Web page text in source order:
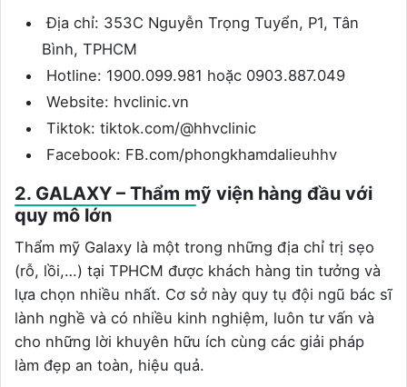
Địa chỉ: 353C Nguyễn Trọng Tuyển, P1, Tân
Bình, TPHCM
Hotline: 1900.099.981 hoặc 0903.887.049
Website: hvclinic.vn
Tiktok: tiktok.com/@hhvclinic
Facebook: FB.com/phongkhamdalieuhhv
2. GALAXY – Thẩm mỹ viện hàng đầu với
quy mô lớn
Thẩm mỹ Galaxy là một trong những địa chỉ trị sẹo
(rỗ, lồi,…) tại TPHCM được khách hàng tin tưởng và
lựa chọn nhiều nhất. Cơ sở này quy tụ đội ngũ bác sĩ
lành nghề và có nhiều kinh nghiệm, luôn tư vấn và
cho những lời khuyên hữu ích cùng các giải pháp
làm đẹp an toàn, hiệu quả.